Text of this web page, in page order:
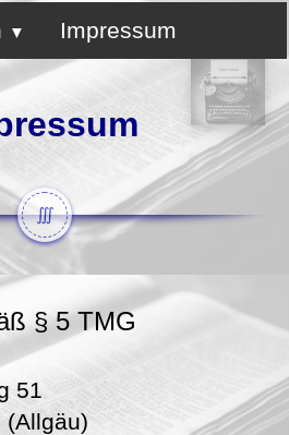
Impressum
∭
§ 5 TMG
51
(Allgäu)